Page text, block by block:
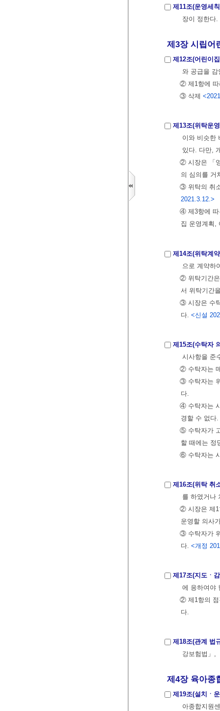
제11조(운영세
장이 정한다.
제3장 시립어
제12조(어린이
와 공급을
② 제1항에 따
③ 삭제
제13조(위탁운
이와 비슷한
있다. 다만,
② 시장은 「
의 심의를 거
③ 위탁의 취
2021.3.12.>
④ 제3항에 따
집 운영계획,
제14조(위탁계
으로 계약하
② 위탁기간은
서 위탁기간
③ 시장은 수
다. <신설
제15조(수탁자
시사항을 준
② 수탁자는
③ 수탁자는
다.
④ 수탁자는
경할 수 없다.
⑤ 수탁자가
할 때에는 정
⑥ 수탁자는
제16조(위탁 취
를 하였거나
② 시장은 제1
운영할 의사
③ 수탁자가
다. <개정
제17조(지도ㆍ
에 응하여야
② 제1항의 점
다.
제18조(관계 법
강보험법」,
제4장 육아종합
제19조(설치ㆍ
아종합지원